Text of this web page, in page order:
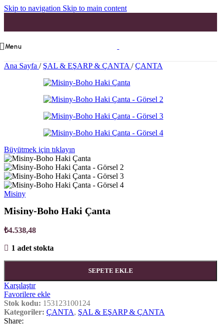
Skip to navigation Skip to main content
Menu
Ana Sayfa / ŞAL & EŞARP & ÇANTA / ÇANTA
Büyütmek için tıklayın
Misiny
Misiny-Boho Haki Çanta
₺4.538,48
1 adet stokta
SEPETE EKLE
Karşılaştır
Favorilere ekle
Stok kodu: 153123100124
Kategoriler: ÇANTA, ŞAL & EŞARP & ÇANTA
Share: